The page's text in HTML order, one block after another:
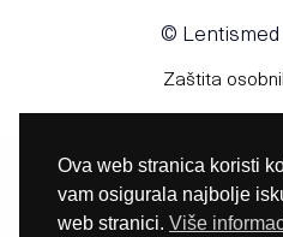
© Lentismed
Zaštita
Prije uporabe obavezno
možete pronaći
kontraindikacije. upozorenja,
Ova web stranica koristi
vam osigurala najbolje
web stranici. Više